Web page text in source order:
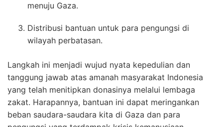
menuju Gaza.
Distribusi bantuan untuk para pengungsi di
wilayah perbatasan.
Langkah ini menjadi wujud nyata kepedulian dan
tanggung jawab atas amanah masyarakat Indonesia
yang telah menitipkan donasinya melalui lembaga
zakat. Harapannya, bantuan ini dapat meringankan
beban saudara-saudara kita di Gaza dan para